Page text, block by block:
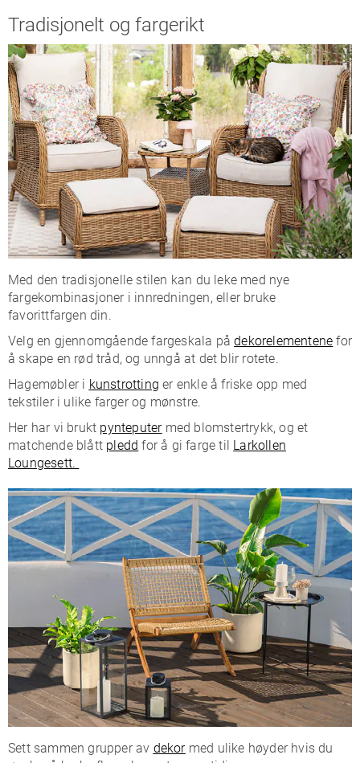
Tradisjonelt og fargerikt
Med den tradisjonelle stilen kan du leke med nye
fargekombinasjoner i innredningen, eller bruke
favorittfargen din.
Velg en gjennomgående fargeskala pådekorelementene for
å skape en rød tråd, og unngå at det blir rotete.
Hagemøbler i kunstrotting er enkle å friske opp med
tekstiler i ulike farger og mønstre.
Her har vi brukt pynteputermed blomstertrykk, og et
matchende blått pledd for å gi farge til Larkollen
Loungesett.
Sett sammen grupper av dekormed ulike høyder hvis du